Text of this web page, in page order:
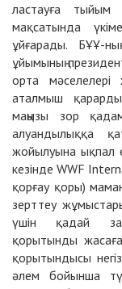
ластауға тыйым
мақсатында
ұйғарады. БҰҰ-
ұйымының
орта мәселелері
аталмыш
маңызы зор
алуандылыққа
жойылуына ықпал
кезінде WWF
қорғау қоры)
зерттеу
үшін қадай
қорытынды
қорытындысы
әлем бойынша